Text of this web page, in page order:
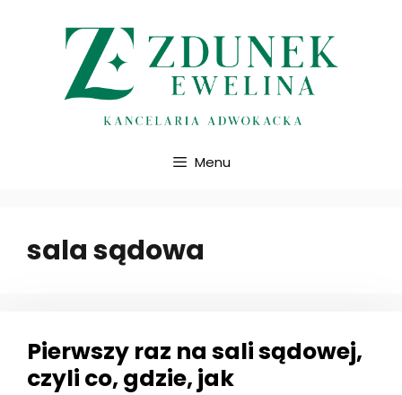
Menu
sala sądowa
Pierwszy raz na sali sądowej,
czyli co, gdzie, jak